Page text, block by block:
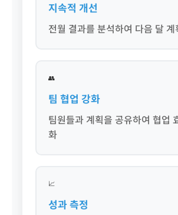
지속적 개선
전월 결과를 분석하여 다음 달 계
👥
팀 협업 강화
팀원들과 계획을 공유하여 협업
화
📈
성과 측정